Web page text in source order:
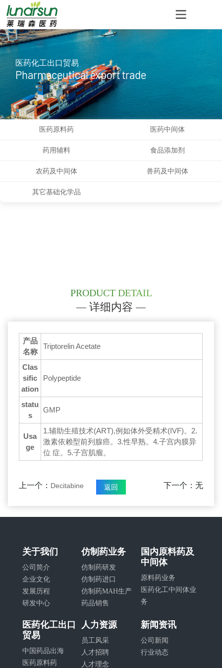
医药化工出口贸易
Pharmaceutical export trade
医药原料药 医药中间体
药用辅料 食品添加剂
农药及中间体 兽药及中间体
其它基础化学品
PRODUCT DETAIL
详细内容
产品
名称
Triptorelin Acetate
Clas
sific
ation
Polypeptide
statu
s
GMP
Usa
ge
1.辅助生殖技术(ART),例如体外受精术(IVF)。2.
激素依赖型前列腺癌。3.性早熟。4.子宫内膜异
位 症。5.子宫肌瘤。
上一个： Decitabine 返回 下一个：无
关于我们
公司简介
企业文化
发展历程
研发中心
仿制药业务
仿制药研发
仿制药进口
仿制药MAH生产
药品销售
国内原料药及
中间体
原料药业务
医药化工中间体业
务
医药化工出口
贸易
中国药品出海
医药原料药
人力资源
员工风采
人才招聘
人才理念
新闻资讯
公司新闻
行业动态